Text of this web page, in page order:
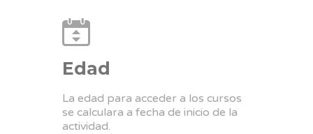
Edad
La edad para acceder a los cursos
se calculara a fecha de inicio de la
actividad.